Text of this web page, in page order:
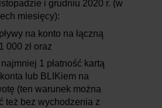
i grudniu 2020 r. (w
miesięcy):
na konto na łączną
000 zł oraz
1 płatność kartą
lub BLIKiem na
(ten warunek można
też bez wychodzenia z